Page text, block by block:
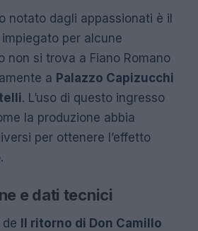
notato dagli appassionati è il
per alcune
non si trova a Fiano Romano
a Palazzo Capizucchi
. L’uso di questo ingresso
la produzione abbia
per ottenere l’effetto
e dati tecnici
Il ritorno di Don Camillo